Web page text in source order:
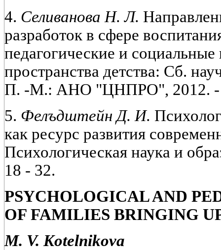
4. Селиванова Н. Л.
разработок в сфере
педагогические и
пространства детства: Сб.
П. -М.: АНО "ЦНПРО", 2012. -
5. Фелъдштейн Д. И.
как ресурс развития
Психологическая наука и
18 - 32.
PSYCHOLOGICAL AND
OF FAMILIES BRINGING
M. V. Kotelnikova